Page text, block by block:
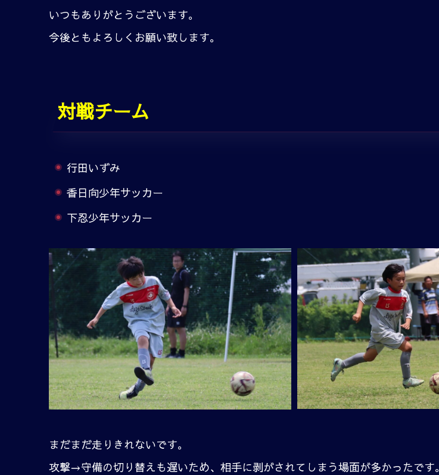
いつもありがとうございます。
今後ともよろしくお願い致します。
対戦チーム
行田いずみ
香日向少年サッカー
下忍少年サッカー
まだまだ走りきれないです。
攻撃→守備の切り替えも遅いため、相手に剥がされてしまう場面が多かったです。